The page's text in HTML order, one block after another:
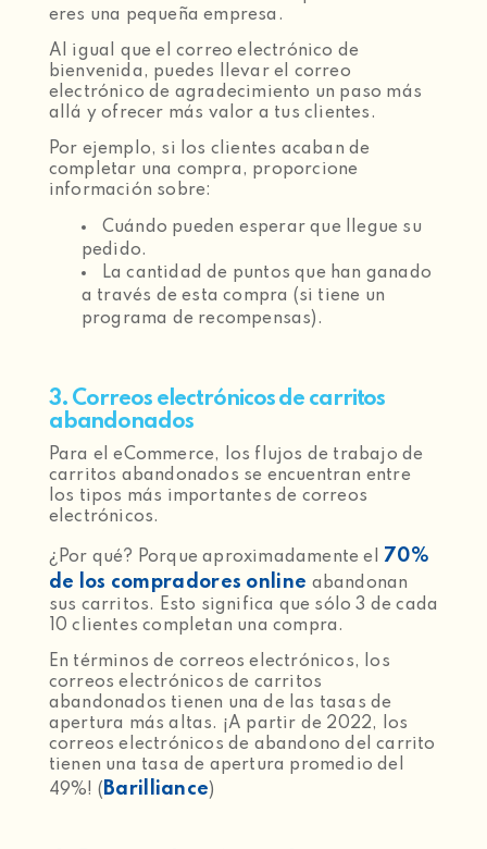
eres una pequeña empresa.
Al igual que el correo electrónico de
bienvenida, puedes llevar el correo
electrónico de agradecimiento un paso más
allá y ofrecer más valor a tus clientes.
Por ejemplo, si los clientes acaban de
completar una compra, proporcione
información sobre:
Cuándo pueden esperar que llegue su
pedido.
La cantidad de puntos que han ganado
a través de esta compra (si tiene un
programa de recompensas).
3. Correos electrónicos de carritos
abandonados
Para el eCommerce, los flujos de trabajo de
carritos abandonados se encuentran entre
los tipos más importantes de correos
electrónicos.
¿Por qué? Porque aproximadamente el 70%
de los compradores online abandonan
sus carritos. Esto significa que sólo 3 de cada
10 clientes completan una compra.
En términos de correos electrónicos, los
correos electrónicos de carritos
abandonados tienen una de las tasas de
apertura más altas. ¡A partir de 2022, los
correos electrónicos de abandono del carrito
tienen una tasa de apertura promedio del
49%! ( Barilliance)